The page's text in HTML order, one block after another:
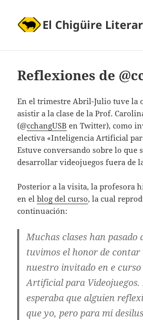
El Chigüire
Reflexiones de
En el trimestre Abril-Julio tuve la
asistir a la clase de la Prof.
(@cchangUSB en Twitter), como
electiva «Inteligencia Artificial
Estuve conversando sobre lo que
desarrollar videojuegos fuera de
Posterior a la visita, la profesora
en elblog del curso, la cual
continuación:
Muchas clases han pasado
tuvimos el honor de contar
nuestro invitado en e
Artificial para Videojuegos.
esperaba que alguien
que yo, pero para mi